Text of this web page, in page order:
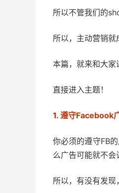
所以不管我们的
所以，主动营销就
本篇，就来和大
直接进入主题！
1. 遵守Facebook
你必须的遵守FB
么广告可能就不会
所以，有没有发现